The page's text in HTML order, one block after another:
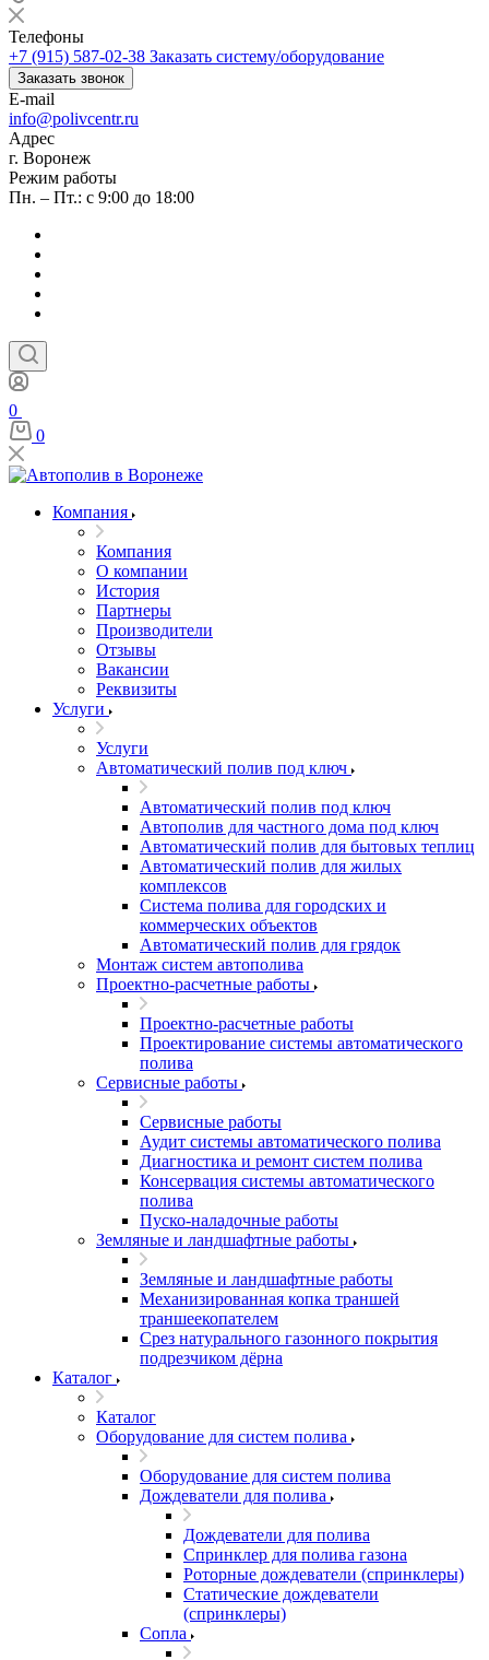
Телефоны
+7 (915) 587-02-38 Заказать систему/оборудование
Заказать звонок
E-mail
info@polivcentr.ru
Адрес
г. Воронеж
Режим работы
Пн. – Пт.: с 9:00 до 18:00
0
0
Компания
Компания
О компании
История
Партнеры
Производители
Отзывы
Вакансии
Реквизиты
Услуги
Услуги
Автоматический полив под ключ
Автоматический полив под ключ
Автополив для частного дома под ключ
Автоматический полив для бытовых теплиц
Автоматический полив для жилых
комплексов
Система полива для городских и
коммерческих объектов
Автоматический полив для грядок
Монтаж систем автополива
Проектно-расчетные работы
Проектно-расчетные работы
Проектирование системы автоматического
полива
Сервисные работы
Сервисные работы
Аудит системы автоматического полива
Диагностика и ремонт систем полива
Консервация системы автоматического
полива
Пуско-наладочные работы
Земляные и ландшафтные работы
Земляные и ландшафтные работы
Механизированная копка траншей
траншеекопателем
Срез натурального газонного покрытия
подрезчиком дёрна
Каталог
Каталог
Оборудование для систем полива
Оборудование для систем полива
Дождеватели для полива
Дождеватели для полива
Cпринклер для полива газона
Роторные дождеватели (спринклеры)
Статические дождеватели
(спринклеры)
Сопла